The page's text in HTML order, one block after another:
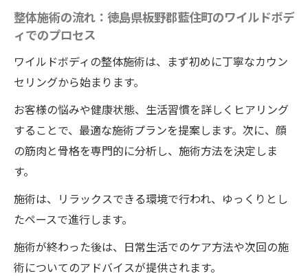
整体施術の流れ：徳島県板野郡藍住町のワイルドボデ
ィでのプロセス
ワイルドボディの整体施術は、まず初めに丁寧なカウン
セリングから始まります。
お客様の悩みや健康状態、生活習慣を詳しくヒアリング
することで、最適な施術プランを提案します。次に、顔
の筋肉と骨格を専門的に分析し、施術方法を決定しま
す。
施術は、リラックスできる環境で行われ、ゆっくりとし
たペースで進行します。
施術が終わった後は、日常生活でのケア方法や次回の施
術についてのアドバイスが提供されます。